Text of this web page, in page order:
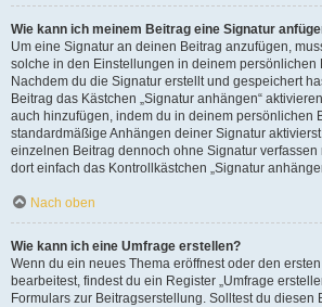
Wie kann ich meinem Beitrag eine Signatur
Um eine Signatur an deinen Beitrag anzufügen,
solche in den Einstellungen in deinem persönlichen
Nachdem du die Signatur erstellt und gespeichert
Beitrag das Kästchen „Signatur anhängen“
auch hinzufügen, indem du in deinem persönlichen
standardmäßige Anhängen deiner Signatur
einzelnen Beitrag dennoch ohne Signatur verfassen
dort einfach das Kontrollkästchen „Signatur
Nach oben
Wie kann ich eine Umfrage erstellen?
Wenn du ein neues Thema eröffnest oder den
bearbeitest, findest du ein Register „Umfrage
Formulars zur Beitragserstellung. Solltest du diesen